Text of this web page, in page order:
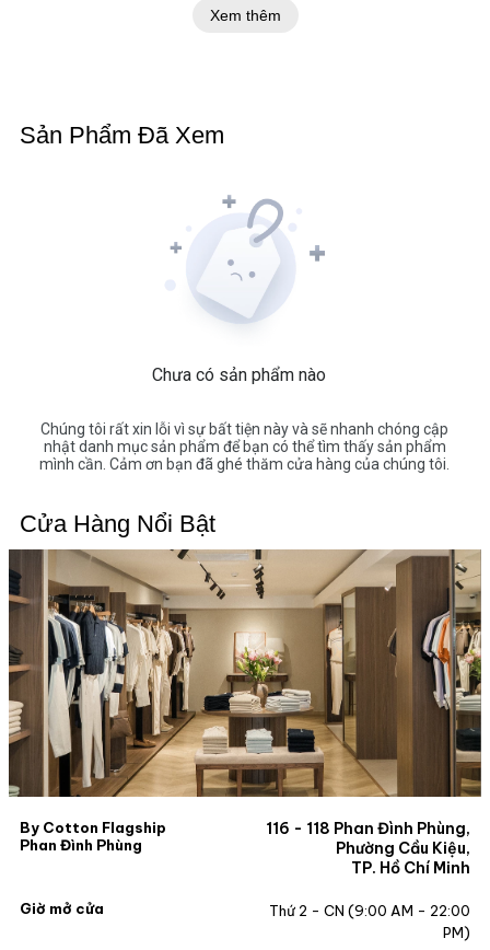
Xem thêm
Sản Phẩm Đã Xem
Chưa có sản phẩm nào
Chúng tôi rất xin lỗi vì sự bất tiện này và sẽ nhanh chóng cập
nhật danh mục sản phẩm để bạn có thể tìm thấy sản phẩm
mình cần. Cảm ơn bạn đã ghé thăm cửa hàng của chúng tôi.
Cửa Hàng Nổi Bật
By Cotton Flagship
Phan Đình Phùng
116 - 118 Phan Đình Phùng,
Phường Cầu Kiệu,
TP. Hồ Chí Minh
Giờ mở cửa
Thứ 2 - CN (9:00 AM - 22:00
PM)